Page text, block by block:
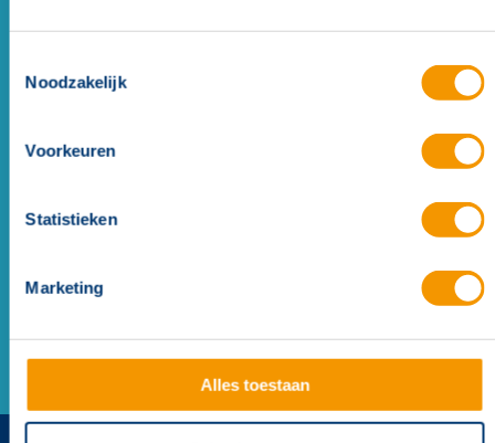
Noodzakelijk
Voorkeuren
Statistieken
Marketing
Alles toestaan
XP95 sirene flitslicht wit IP65